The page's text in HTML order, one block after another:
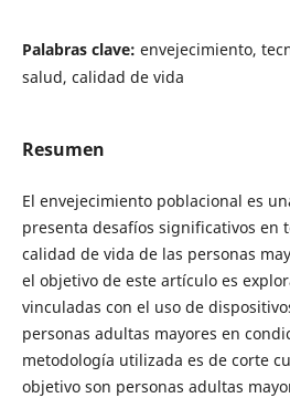
Palabras clave: envejecimiento,
salud, calidad de vida
Resumen
El envejecimiento poblacional es
presenta desafíos significativos en
calidad de vida de las personas
el objetivo de este artículo es
vinculadas con el uso de
personas adultas mayores en
metodología utilizada es de corte
objetivo son personas adultas